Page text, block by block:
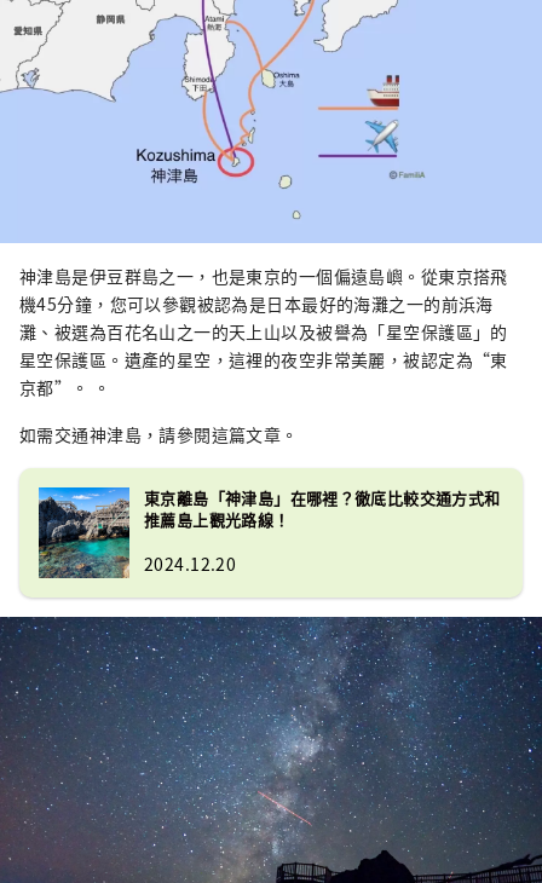
神津島是伊豆群島之一，也是東京的一個偏遠島嶼。從東京搭飛
機45分鐘，您可以參觀被認為是日本最好的海灘之一的前浜海
灘、被選為百花名山之一的天上山以及被譽為「星空保護區」的
星空保護區。遺產的星空，這裡的夜空非常美麗，被認定為“東
京都”。 。
如需交通神津島，請參閱這篇文章。
東京離島「神津島」在哪裡？徹底比較交通方式和
推薦島上觀光路線！
2024.12.20